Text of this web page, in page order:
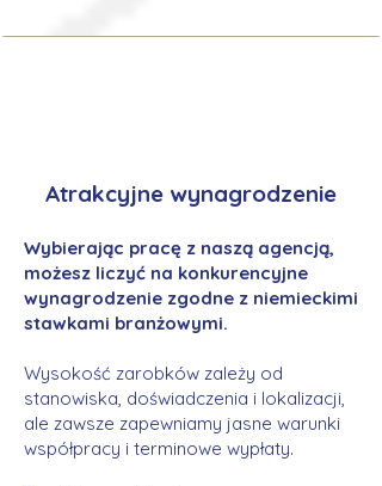
Atrakcyjne wynagrodzenie
Wybierając pracę z naszą agencją,
możesz liczyć na konkurencyjne
wynagrodzenie zgodne z niemieckimi
stawkami branżowymi.
Wysokość zarobków zależy od
stanowiska, doświadczenia i lokalizacji,
ale zawsze zapewniamy jasne warunki
współpracy i terminowe wypłaty.